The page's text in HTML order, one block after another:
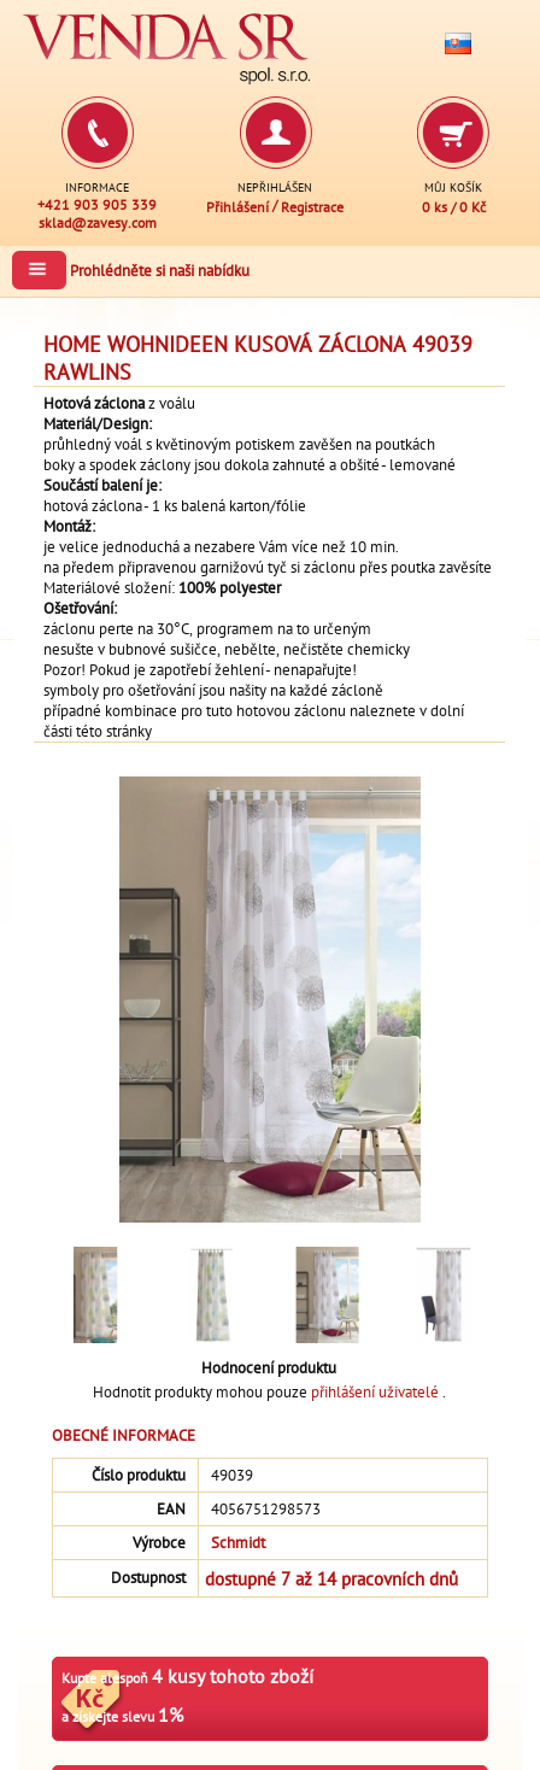
INFORMACE
+421 903 905 339
sklad@zavesy.com
NEPŘIHLÁŠEN
Přihlášení/ Registrace
MŮJ KOŠÍK
0 ks/0 Kč
Prohlédněte si naši nabídku
Hodnocení produktu
Hodnotit produkty mohou pouze přihlášení uživatelé.
HOME WOHNIDEEN KUSOVÁ ZÁCLONA 49039
RAWLINS
Hotová záclonaz voálu
Materiál/Design:
průhledný voál s květinovým potiskem zavěšen na poutkách
boky a spodek záclony jsou dokola zahnuté a obšité - lemované
Součástí balení je:
hotová záclona - 1 ks balená karton/fólie
Montáž:
je velice jednoduchá a nezabere Vám více než 10 min.
na předem připravenou garnižovú tyč si záclonu přes poutka zavěsíte
Materiálové složení: 100% polyester
Ošetřování:
záclonu perte na 30°C, programem na to určeným
nesušte v bubnové sušičce, nebělte, nečistěte chemicky
Pozor! Pokud je zapotřebí žehlení - nenapařujte!
symboly pro ošetřování jsou našity na každé zácloně
případné kombinace pro tuto hotovou záclonu naleznete v dolní
části této stránky
OBECNÉ INFORMACE
Číslo produktu
49039
EAN
4056751298573
Výrobce
Schmidt
Dostupnost
dostupné 7 až 14 pracovních dnů
Kupte alespoň4 kusy tohoto zboží
a získejte slevu 1%